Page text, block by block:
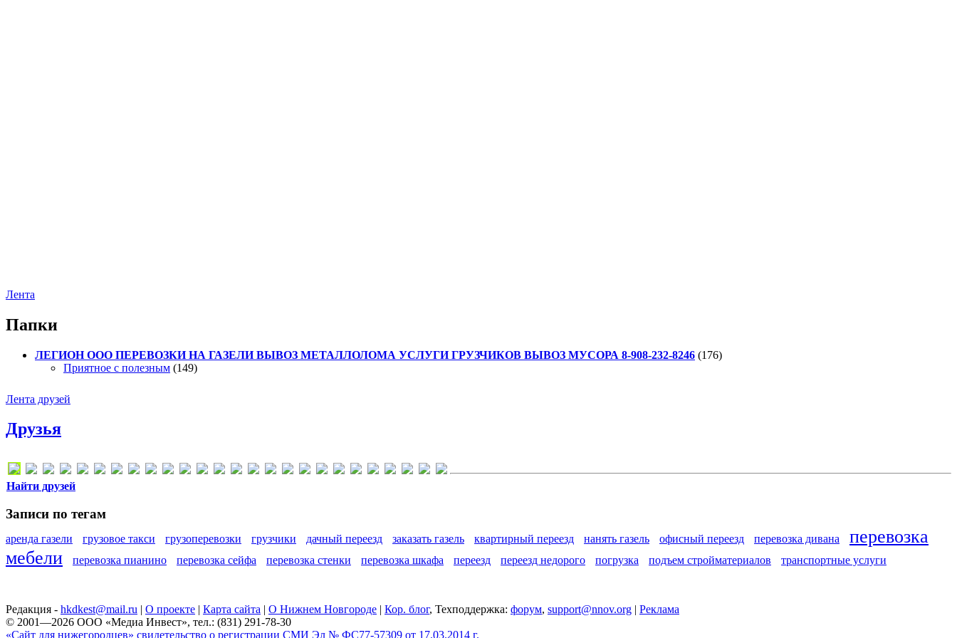
Лента
Папки
ЛЕГИОН ООО ПЕРЕВОЗКИ НА ГАЗЕЛИ ВЫВОЗ МЕТАЛЛОЛОМА УСЛУГИ ГРУЗЧИКОВ ВЫВОЗ МУСОРА 8-908-232-8246 (176)
Приятное с полезным (149)
Лента друзей
Друзья
Найти друзей
Записи по тегам
аренда газели грузовое такси грузоперевозки грузчики дачный переезд заказать газель квартирный переезд нанять газель офисный переезд перевозка дивана
перевозка
мебели
перевозка пианино перевозка сейфа перевозка стенки перевозка шкафа переезд переезд недорого погрузка подъем стройматериалов транспортные услуги
Редакция - hkdkest@mail.ru | О проекте | Карта сайта | О Нижнем Новгороде | Кор. блог, Техподдержка: форум, support@nnov.org | Реклама
© 2001—2026 ООО «Медиа Инвест», тел.: (831) 291-78-30
«Сайт для нижегородцев» свидетельство о регистрации СМИ Эл № ФС77-57309 от 17.03.2014 г.